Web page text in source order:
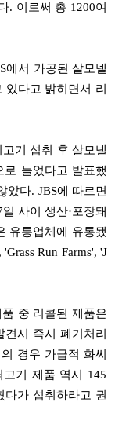
. 이로써 총 1200여
에서 가공된 살모넬
있다고 밝히면서 리
기 섭취 후 살모넬
로 늘었다고 발표했
았다. JBS에
따르면
일 사이 생산·포장돼
유통업체에
유통됐
Run Farms', 'J
중 리콜된 제품은
견시 즉시
폐기처리
경우 가급적 화씨
고기 제품 역시
145
다가 섭취하라고 권